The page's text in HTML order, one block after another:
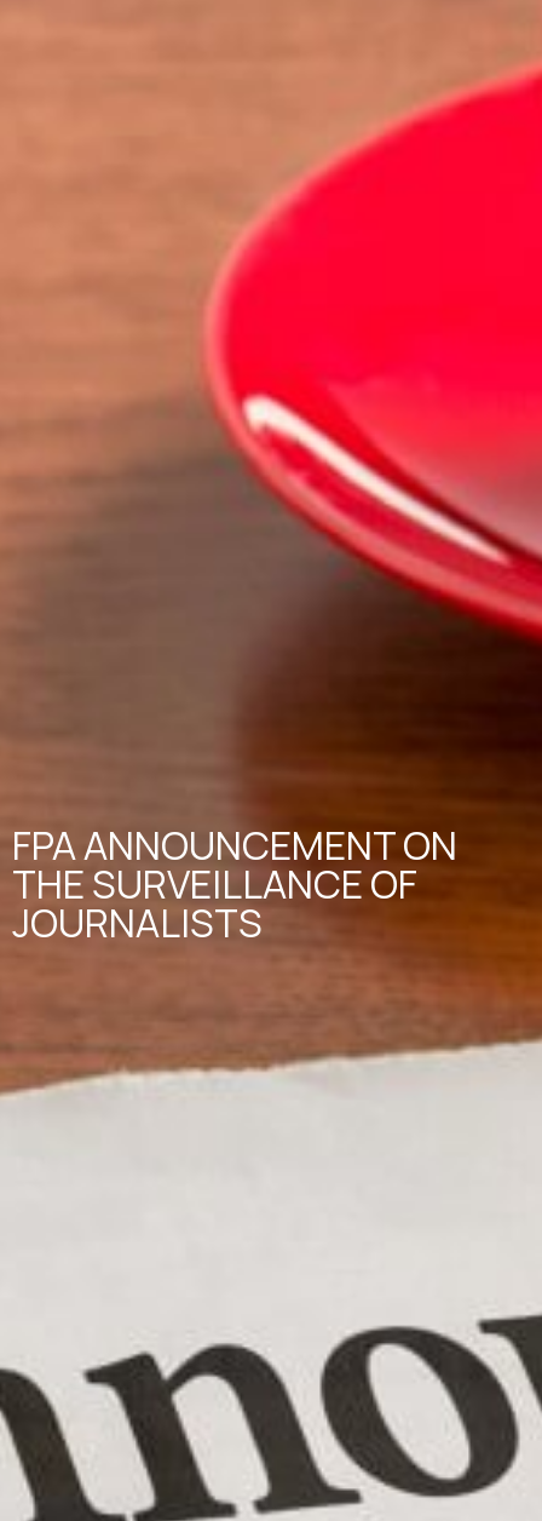
FPA ANNOUNCEMENT ON
THE SURVEILLANCE OF
JOURNALISTS